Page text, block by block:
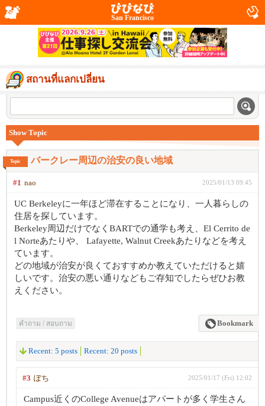
San Francisco
สถานที่แลกเปลี่ยน
Show Topic
Topic バークレー周辺の治安の良い地域
#1 nao 2025/01/13 09:45
UC Berkeleyに一年ほど滞在することになり、一人暮らしの
住居を探しています。
Berkeley周辺だけでなくBARTでの通学も考え、El Cerrito de
l Norteあたりや、 Lafayette, Walnut Creekあたりなどを考え
ています。
どの地域が治安が良くておすすめか教えていただけると嬉
しいです。治安の悪い通りなどもご存知でしたらぜひお教
えください。
คำถาม / สอบถาม Bookmark
Recent: 5 posts Recent: 20 posts
#3 ぽち 2025/01/17 (Fri) 12:02
Campus近くのCollege Avenueはアパートが多く学生さん